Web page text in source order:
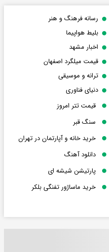
رسانه فرهنگ و هنر
بلیط هواپیما
اخبار مشهد
قیمت میلگرد اصفهان
ترانه و موسیقی
دنیای فناوری
قیمت تتر امروز
سنگ قبر
خرید خانه و آپارتمان در تهران
دانلود آهنگ
پارتیشن شیشه ای
خرید ماساژور تفنگی بلکر